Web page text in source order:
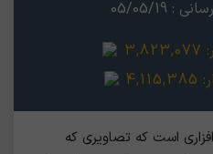
: 05/05/19
3,823,077
4,115,385
است که تصاویری که